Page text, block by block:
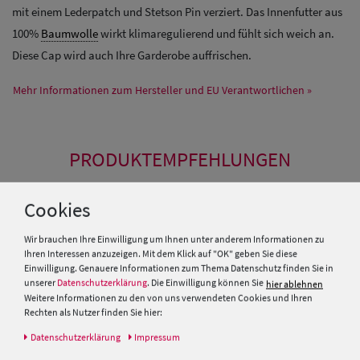
mit einem Lederpatch und Stetson Pin verziert. Das Innenfutter aus
100% Baumwollewirkt klimaregulierend und fühlt sich weich an.
Diese Cap wird auch Ihre Garderobe auffrischen.
Mehr Informationen zum Hersteller und EU Verantwortlichen »
PRODUKTEMPFEHLUNGEN
SALE
Cookies
Wir brauchen Ihre Einwilligung um Ihnen unter anderem Informationen zu
Ihren Interessen anzuzeigen. Mit dem Klick auf "OK" geben Sie diese
Einwilligung. Genauere Informationen zum Thema Datenschutz finden Sie in
unserer Datenschutzerklärung. Die Einwilligung können Sie hier ablehnen
Weitere Informationen zu den von uns verwendeten Cookies und Ihren
Rechten als Nutzer finden Sie hier:
Daten­schutz­erklärung Impressum